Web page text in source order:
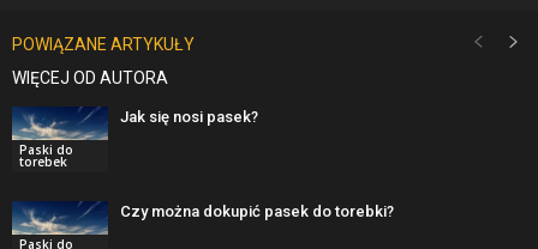
POWIĄZANE ARTYKUŁY
WIĘCEJ OD AUTORA
Paski do
torebek
Jak się nosi pasek?
Paski do
Czy można dokupić pasek do torebki?